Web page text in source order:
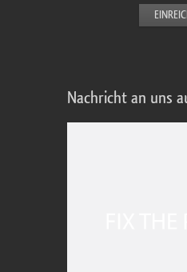
Nachricht an uns